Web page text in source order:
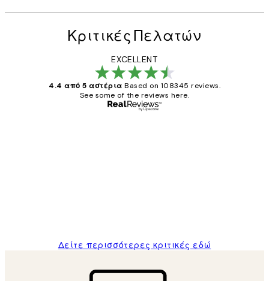
Κριτικές Πελατών
EXCELLENT
4.4 από 5 αστέρια Based on 108345 reviews.
See some of the reviews here.
Δείτε περισσότερες κριτικές εδώ